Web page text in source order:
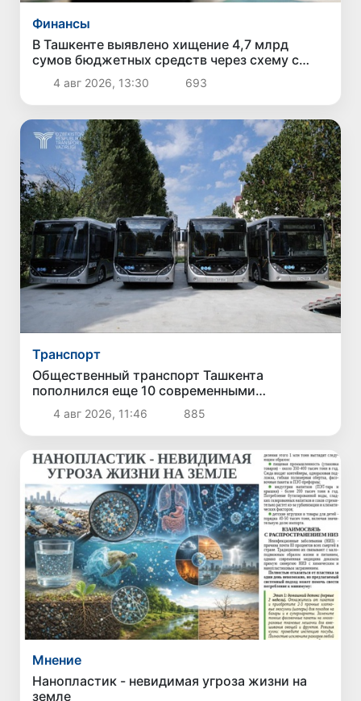
Финансы
В Ташкенте выявлено хищение 4,7 млрд
сумов бюджетных средств через схему с
поддельными чеками и «кешбэком»
4 авг 2026, 13:30 693
Транспорт
Общественный транспорт Ташкента
пополнился еще 10 современными
электробусами
4 авг 2026, 11:46 885
Мнение
Нанопластик - невидимая угроза жизни на
земле